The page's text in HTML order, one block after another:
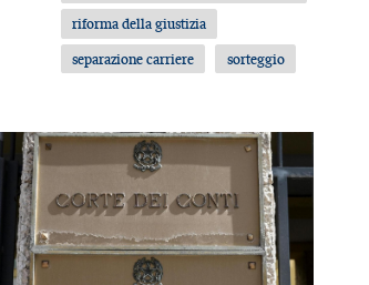
riforma della giustizia
separazione carriere
sorteggio